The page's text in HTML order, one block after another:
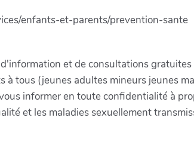
enfants-et-parents/prevention-sante
et de consultations
à tous (jeunes adultes mineurs jeunes
informer en toute confidentialité à
et les maladies sexuellement